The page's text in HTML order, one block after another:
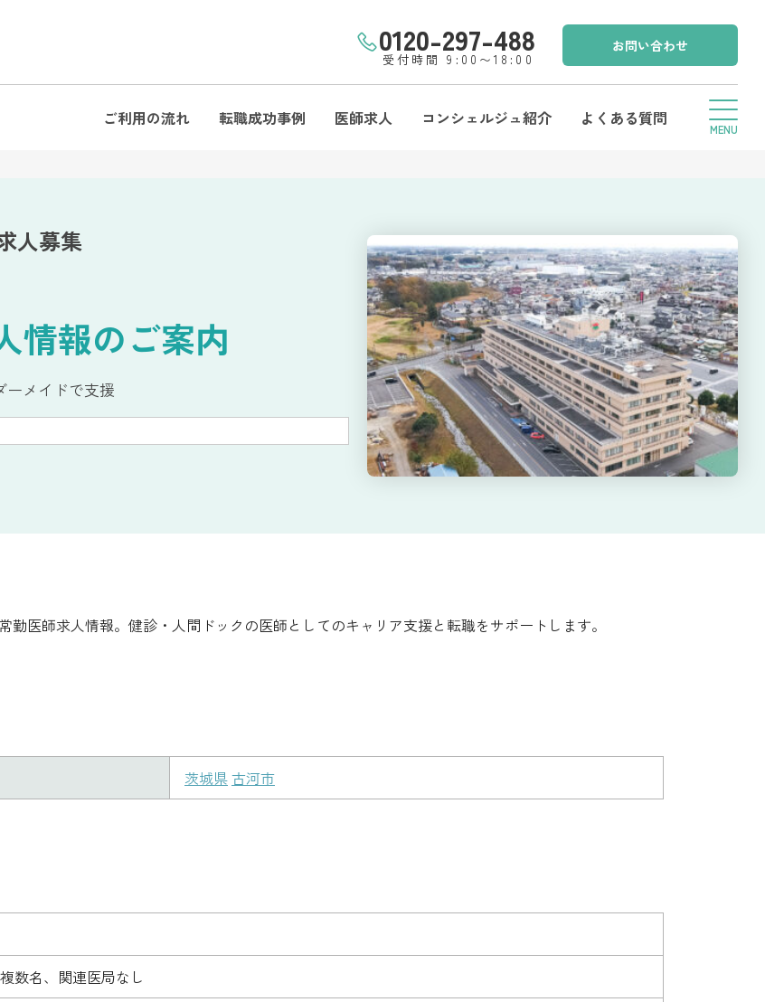
0120-297-488
受付時間 9:00〜18:00
お問い合わせ
ご利用の流れ 転職成功事例 医師求人 コンシェルジュ紹介 よくある質問
人募集
情報のご案内
ーメイドで支援
医師求人情報。健診・人間ドックの医師としてのキャリア支援と転職をサポートします。
茨城県古河市
数名、関連医局なし